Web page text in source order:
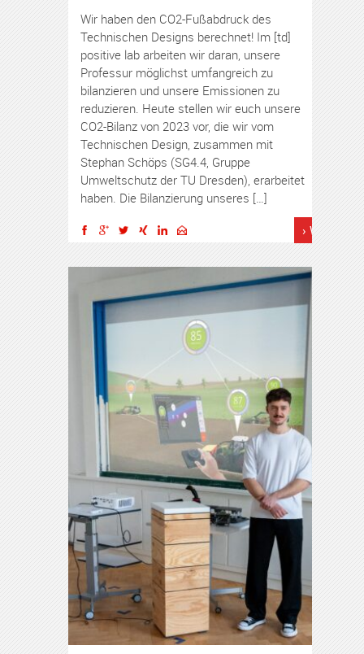
Wir haben den CO2-Fußabdruck des
Technischen Designs berechnet! Im [td]
positive lab arbeiten wir daran, unsere
Professur möglichst umfangreich zu
bilanzieren und unsere Emissionen zu
reduzieren. Heute stellen wir euch unsere
CO2-Bilanz von 2023 vor, die wir vom
Technischen Design, zusammen mit
Stephan Schöps (SG4.4, Gruppe
Umweltschutz der TU Dresden), erarbeitet
haben. Die Bilanzierung unseres […]
›